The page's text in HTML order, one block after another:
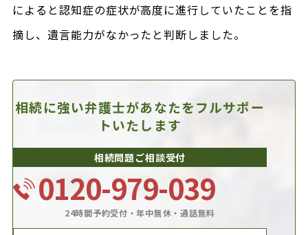
によると認知症の症状が高度に進行していたことを指
摘し、遺言能力がなかったと判断しました。
相続に強い弁護士があなたをフルサポー
トいたします
相続問題ご相談受付
0120-979-039
24時間予約受付・年中無休・通話無料